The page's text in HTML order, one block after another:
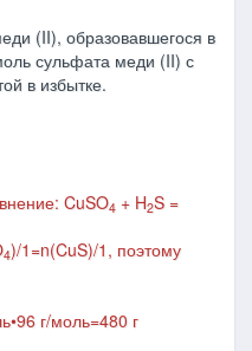
(II), образовавшегося в
сульфата меди (II) с
в избытке.
CuSO4 + H2S =
4)/1=n(CuS)/1, поэтому
г/моль=480 г